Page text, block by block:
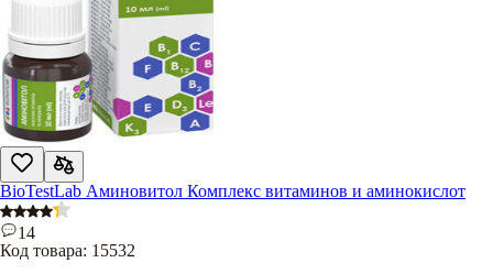
BioTestLab Аминовитол Комплекс витаминов и аминокислот
14
Код товара: 15532